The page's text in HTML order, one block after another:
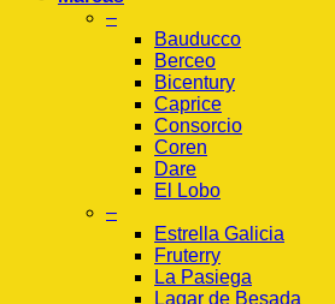
–
Bauducco
Berceo
Bicentury
Caprice
Consorcio
Coren
Dare
El Lobo
–
Estrella Galicia
Fruterry
La Pasiega
Lagar de Besada